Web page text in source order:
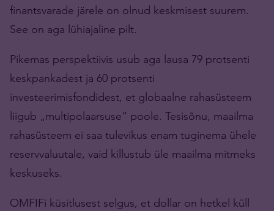
finantsvarade järele on olnud keskmisest suurem.
See on aga lühiajaline pilt.
Pikemas perspektiivis usub aga lausa 79 protsenti
keskpankadest ja 60 protsenti
investeerimisfondidest, et globaalne rahasüsteem
liigub „multipolaarsuse“ poole. Tesisõnu, maailma
rahasüsteem ei saa tulevikus enam tuginema ühele
reservvaluutale, vaid killustub üle maailma mitmeks
keskuseks.
OMFIFi küsitlusest selgus, et dollar on hetkel küll